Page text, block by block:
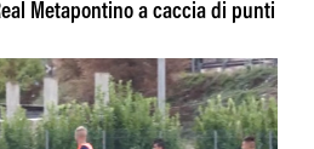
Metapontino a caccia di punti